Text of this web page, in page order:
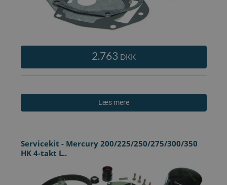
2.763 DKK
Læs mere
Servicekit - Mercury 200/225/250/275/300/350
HK 4-takt L..